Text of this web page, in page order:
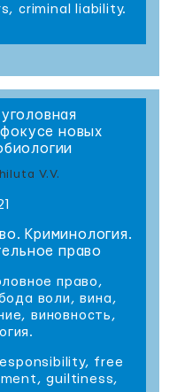
criminal liability.
новых
V.V.
Криминология.
право
право,
воли, вина,
виновность,
free
guiltiness,